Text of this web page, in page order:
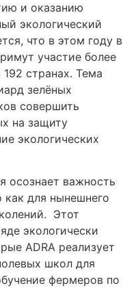
и оказанию
экологический
что в этом году в
участие более
странах. Тема
зелёных
совершить
на защиту
экологических
осознает важность
как для нынешнего
Этот
экологически
ADRA реализует
школ для
фермеров по